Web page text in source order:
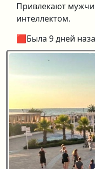
Привлекают
интеллектом.
🟥Была 9 дней